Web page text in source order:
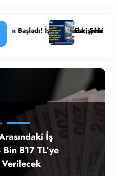
İşte Kadrolar, Şehirler ve
Eskişehir
İş
817 TL’ye